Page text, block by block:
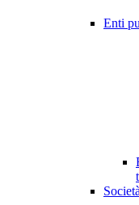
Enti